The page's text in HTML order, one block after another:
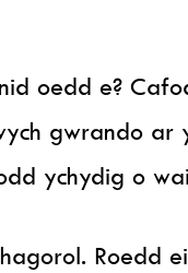
oedd e?
gwrando ar
ychydig o
Roedd